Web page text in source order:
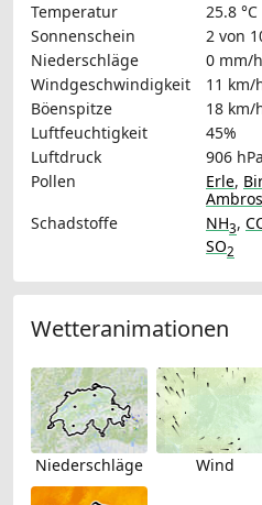
Temperatur
25.8 °C
Sonnenschein
2 von
Niederschläge
0 mm/h
Windgeschwindigkeit
11 km/
Böenspitze
18 km/
Luftfeuchtigkeit
45%
Luftdruck
906 hPa
Pollen
Erle,
Schadstoffe
NH3,
SO2
Wetteranimationen
Niederschläge Wind